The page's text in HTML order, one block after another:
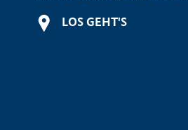
LOS GEHT'S